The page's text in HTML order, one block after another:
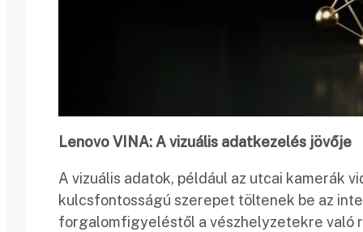
Lenovo VINA: A vizuális adatkezelés jövője
A vizuális adatok, például az utcai kamerák
kulcsfontosságú szerepet töltenek be az
forgalomfigyeléstől a vészhelyzetekre való